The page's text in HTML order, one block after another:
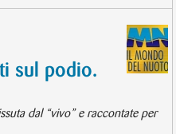
sul podio.
dal “vivo” e raccontate per